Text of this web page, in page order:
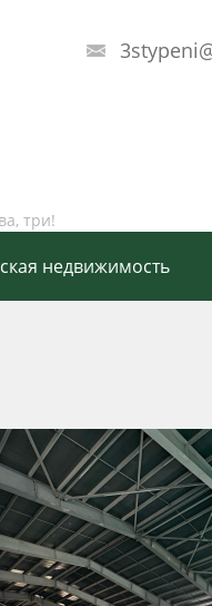
три!
недвижимость